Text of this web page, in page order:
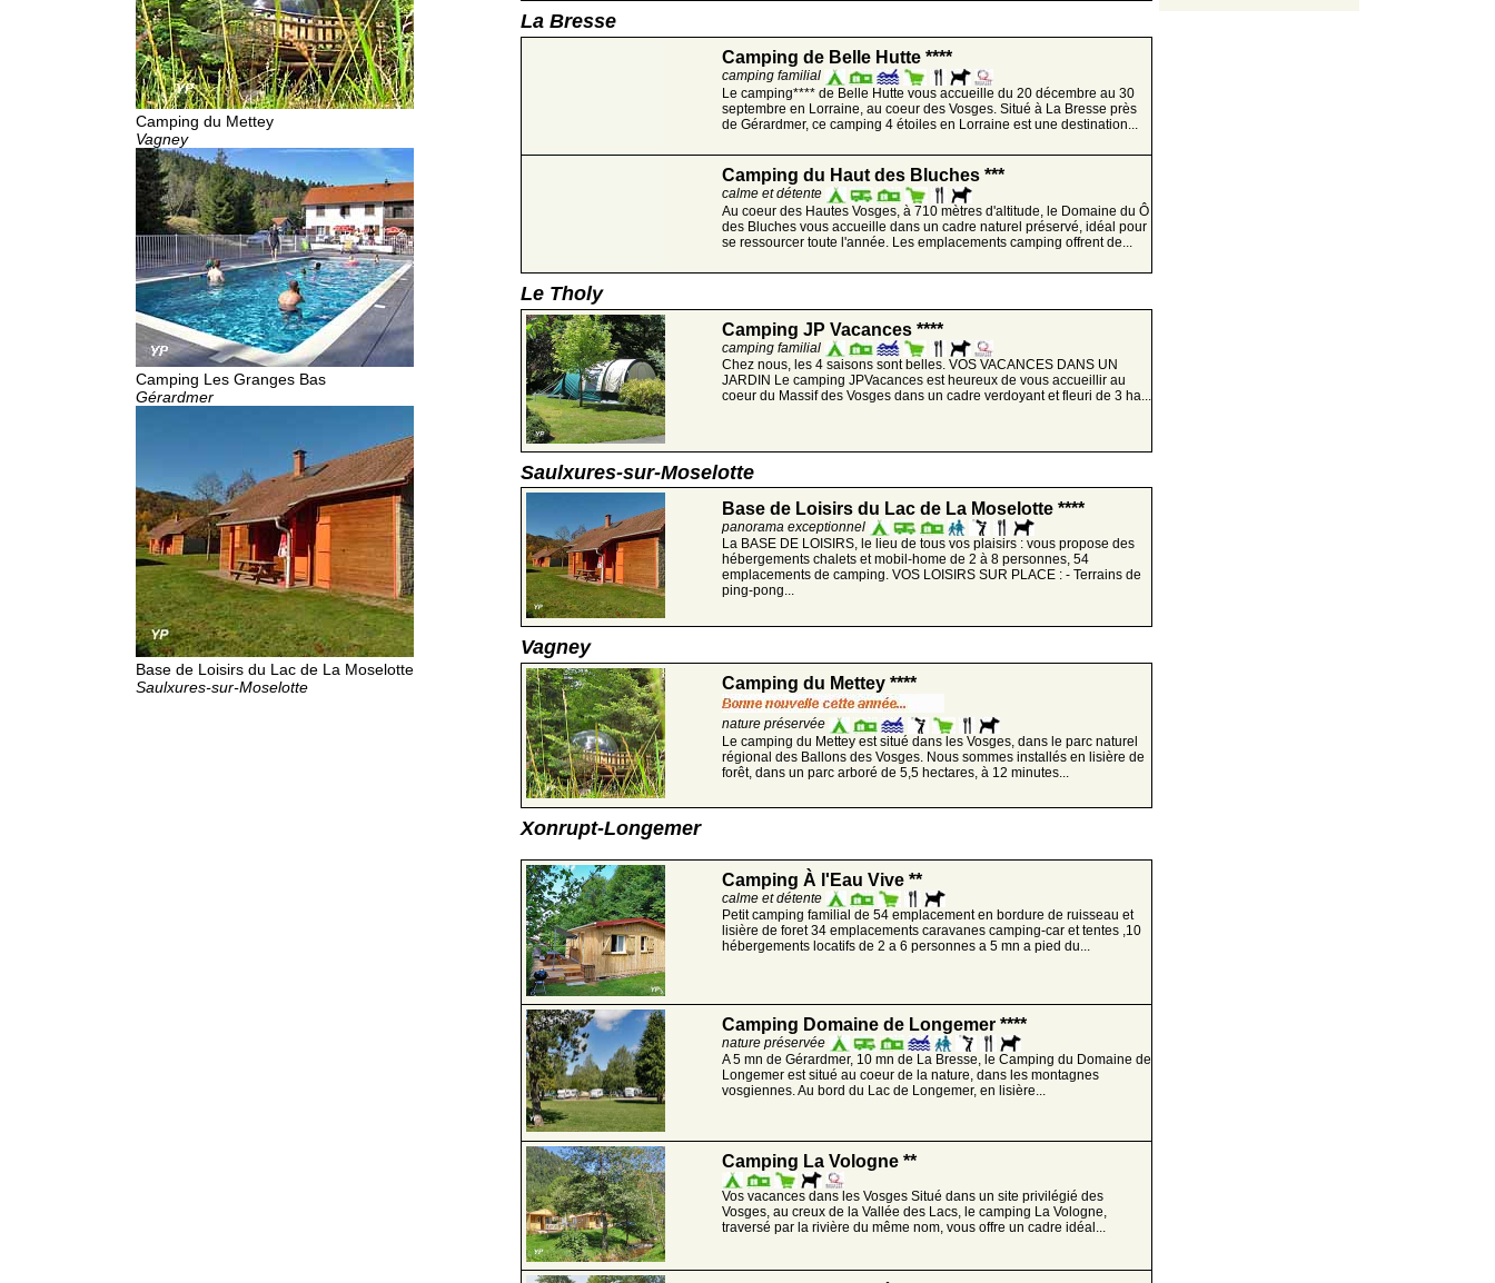
Camping du Mettey
Vagney
Camping Les Granges Bas
Gérardmer
Base de Loisirs du Lac de La Moselotte
Saulxures-sur-Moselotte
La Bresse
Camping de Belle Hutte ****
camping familial
Le camping**** de Belle Hutte vous accueille du 20 décembre au 30
septembre en Lorraine, au coeur des Vosges. Situé à La Bresse près
de Gérardmer, ce camping 4 étoiles en Lorraine est une destination...
Camping du Haut des Bluches ***
calme et détente
Au coeur des Hautes Vosges, à 710 mètres d'altitude, le Domaine du Ô
des Bluches vous accueille dans un cadre naturel préservé, idéal pour
se ressourcer toute l'année. Les emplacements camping offrent de...
Le Tholy
Camping JP Vacances ****
camping familial
Chez nous, les 4 saisons sont belles. VOS VACANCES DANS UN
JARDIN Le camping JPVacances est heureux de vous accueillir au
coeur du Massif des Vosges dans un cadre verdoyant et fleuri de 3 ha...
Saulxures-sur-Moselotte
Base de Loisirs du Lac de La Moselotte ****
panorama exceptionnel
La BASE DE LOISIRS, le lieu de tous vos plaisirs : vous propose des
hébergements chalets et mobil-home de 2 à 8 personnes, 54
emplacements de camping. VOS LOISIRS SUR PLACE : - Terrains de
ping-pong...
Vagney
Camping du Mettey ****
nature préservée
Le camping du Mettey est situé dans les Vosges, dans le parc naturel
régional des Ballons des Vosges. Nous sommes installés en lisière de
forêt, dans un parc arboré de 5,5 hectares, à 12 minutes...
Xonrupt-Longemer
Camping À l'Eau Vive **
calme et détente
Petit camping familial de 54 emplacement en bordure de ruisseau et
lisière de foret 34 emplacements caravanes camping-car et tentes ,10
hébergements locatifs de 2 a 6 personnes a 5 mn a pied du...
Camping Domaine de Longemer ****
nature préservée
A 5 mn de Gérardmer, 10 mn de La Bresse, le Camping du Domaine de
Longemer est situé au coeur de la nature, dans les montagnes
vosgiennes. Au bord du Lac de Longemer, en lisière...
Camping La Vologne **
Vos vacances dans les Vosges Situé dans un site privilégié des
Vosges, au creux de la Vallée des Lacs, le camping La Vologne,
traversé par la rivière du même nom, vous offre un cadre idéal...